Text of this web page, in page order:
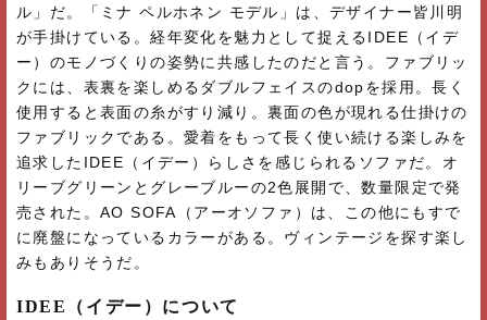
ル」だ。「ミナ ペルホネン モデル」は、デザイナー皆川明
が手掛けている。経年変化を魅力として捉えるIDEE（イデ
ー）のモノづくりの姿勢に共感したのだと言う。ファブリッ
クには、表裏を楽しめるダブルフェイスのdopを採用。長く
使用すると表面の糸がすり減り。裏面の色が現れる仕掛けの
ファブリックである。愛着をもって長く使い続ける楽しみを
追求したIDEE（イデー）らしさを感じられるソファだ。オ
リーブグリーンとグレーブルーの2色展開で、数量限定で発
売された。AO SOFA（アーオソファ）は、この他にもすで
に廃盤になっているカラーがある。ヴィンテージを探す楽し
みもありそうだ。
IDEE（イデー）について